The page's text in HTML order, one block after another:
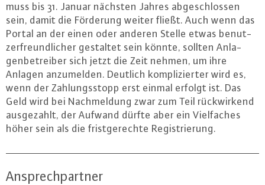
muss bis 31. Januar nächsten Jahres ab­ge­schlos­sen
sein, damit die Förderung weiter fließt. Auch wenn das
Portal an der einen oder anderen Stelle etwas be­nut­
zer­freund­li­cher gestaltet sein könnte, sollten An­la­
gen­be­trei­ber sich jetzt die Zeit nehmen, um ihre
Anlagen an­zu­mel­den. Deutlich kom­pli­zier­ter wird es,
wenn der Zah­lungs­stopp erst einmal erfolgt ist. Das
Geld wird bei Nach­mel­dung zwar zum Teil rück­wir­kend
aus­ge­zahlt, der Aufwand dürfte aber ein Viel­fa­ches
höher sein als die frist­ge­rech­te Re­gis­trie­rung.
Ansprechpartner